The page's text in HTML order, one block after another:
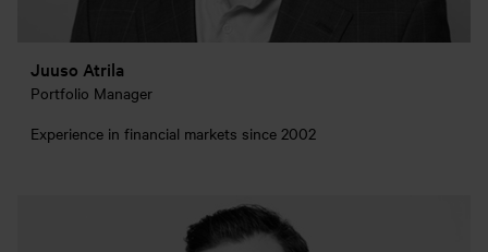
Juuso Atrila
Portfolio Manager
Experience in financial markets since 2002